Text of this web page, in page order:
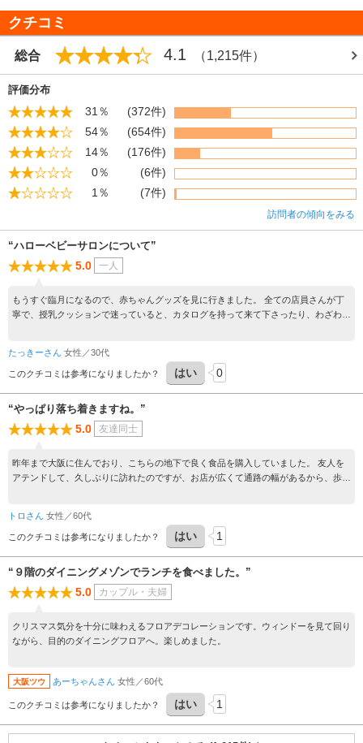
クチコミ
総合 4.1 （1,215件）
評価分布
31％
(372件)
54％
(654件)
14％
(176件)
0％
(6件)
1％
(7件)
訪問者の傾向をみる
“ハローベビーサロンについて”
5.0 一人
もうすぐ臨月になるので、赤ちゃんグッズを見に行きました。 全ての店員さんが丁
寧で、授乳クッションで迷っていると、カタログを持って来て下さったり、わざわざ
すると、他の人は、関係ないとばかりにしゃべったりする百貨店が多い中、久しぶり
に丁寧に接客して頂いてありがたかったです。ぜひまた利用しようと思います。 ま
た、色々なブランドが置いてあるので検討しやすく、レイアウトも素敵でした。妊婦
さんにめっちゃオススメです！ぜひ一度、みなさん利用して見てください！！
たっきーさん 女性／30代
このクチコミは参考になりましたか？ はい 0
“やっぱり落ち着きますね。”
5.0 友達同士
昨年まで大阪に住んでおり、こちらの地下で良く食品を購入していました。 友人を
アテンドして、久しぶりに訪れたのですが、お店が広くて通路の幅があるから、歩き
す。
トロさん 女性／60代
このクチコミは参考になりましたか？ はい 1
“９階のダイニングメゾンでランチを食べました。”
5.0 カップル・夫婦
クリスマス気分を十分に味わえるフロアデコレーションです。ウィンドーを見て回り
ながら、目的のダイニングフロアへ。楽しめました。
大阪ツウ あーちゃんさん 女性／60代
このクチコミは参考になりましたか？ はい 1